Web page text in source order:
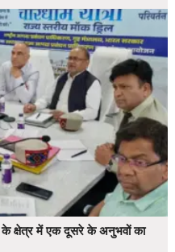
क्षेत्र में एक दूसरे के अनुभवों का